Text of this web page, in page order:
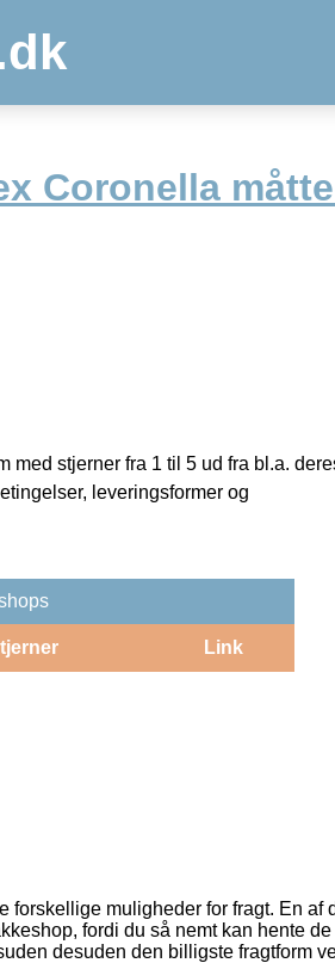
Coronella
stjerner fra 1 til 5 ud fra bl.a.
leveringsformer og
Link
muligheder for fragt. En af
fordi du så nemt kan hente
desuden den billigste fragtform